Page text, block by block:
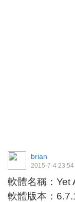
brian
2015-7-4 23:54
軟體名稱：Yet
軟體版本：